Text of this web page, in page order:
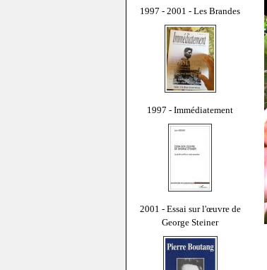
1997 - 2001 - Les Brandes
1997 - Immédiatement
2001 - Essai sur l'œuvre de
George Steiner